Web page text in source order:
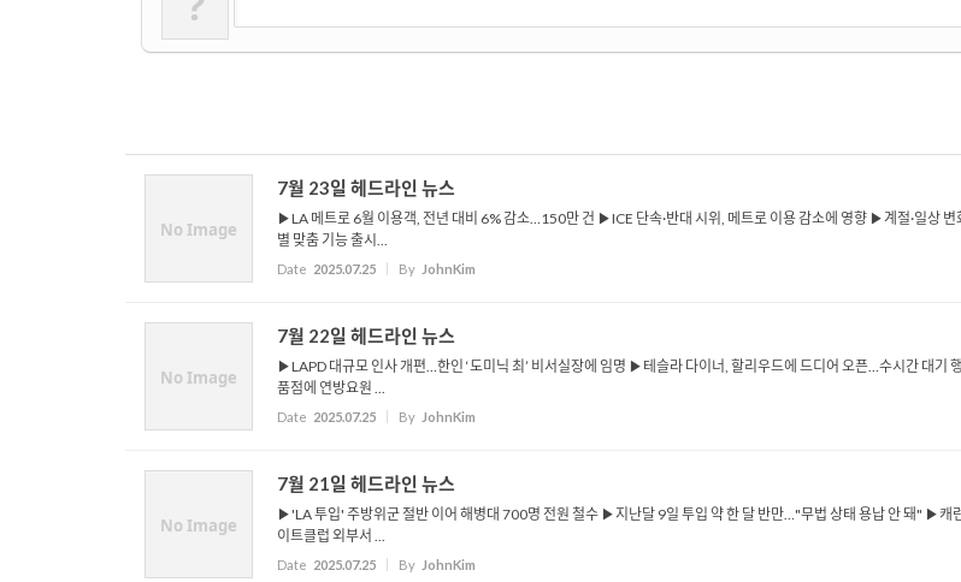
No Image
7월 23일 헤드라인 뉴스
▶LA 메트로 6월 이용객, 전년 대비 6% 감소…150만 건 ▶ICE 단속·반대 시위, 메트로 이용 감소에 영향 ▶계절·일상
별 맞춤 기능 출시...
Date 2025.07.25 By JohnKim
No Image
7월 22일 헤드라인 뉴스
▶LAPD 대규모 인사 개편…한인 ‘도미닉 최’ 비서실장에 임명 ▶테슬라 다이너, 할리우드에 드디어 오픈…수시간 대
품점에 연방요원 ...
Date 2025.07.25 By JohnKim
No Image
7월 21일 헤드라인 뉴스
▶'LA 투입' 주방위군 절반 이어 해병대 700명 전원 철수 ▶지난달 9일 투입 약 한 달 반만…"무법 상태 용납 안 돼" ▶
이트클럽 외부서 ...
Date 2025.07.25 By JohnKim